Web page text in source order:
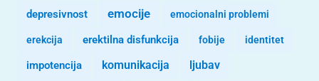
depresivnost emocije emocionalni problemi
erekcija erektilna disfunkcija fobije identitet
impotencija komunikacija ljubav